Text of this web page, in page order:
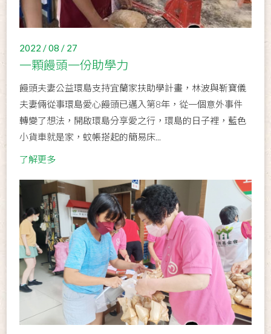
2022 / 08 / 27
一顆饅頭一份助學力
饅頭夫妻公益環島支持宜蘭家扶助學計畫，林波與靳寶儀
夫妻倆從事環島愛心饅頭已邁入第8年，從一個意外事件
轉變了想法，開啟環島分享愛之行，環島的日子裡，藍色
小貨車就是家，蚊帳搭起的簡易床...
了解更多